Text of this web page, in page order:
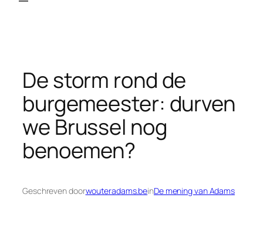
De storm rond de
burgemeester: durven
we Brussel nog
benoemen?
Geschreven doorwouteradams.beinDe mening van Adams